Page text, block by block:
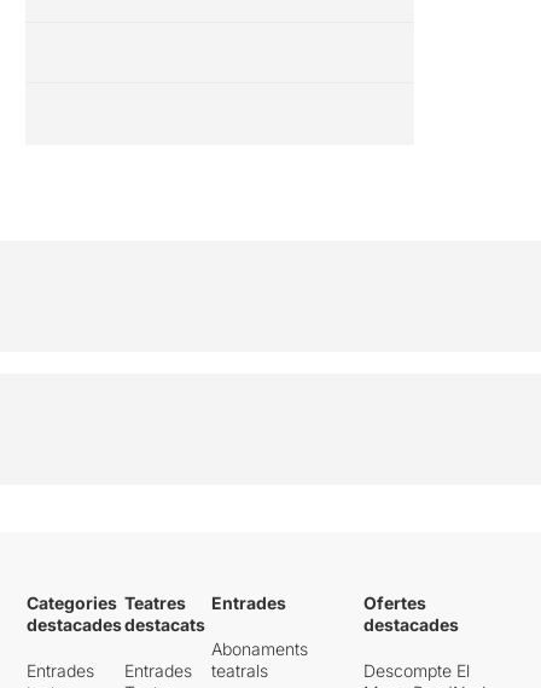
Categories
destacades
Entrades
Teatres
destacats
Entrades
Entrades
Abonaments
teatrals
Ofertes
destacades
Descompte El